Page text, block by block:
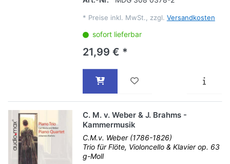
* Preise inkl. MwSt., zzgl. Versandkosten
sofort lieferbar
21,99 € *
C. M. v. Weber & J. Brahms -
Kammermusik
C.M.v. Weber (1786-1826)
Trio für Flöte, Violoncello & Klavier op. 63
g-Moll